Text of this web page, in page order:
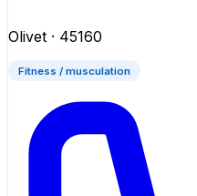
Olivet · 45160
Fitness / musculation